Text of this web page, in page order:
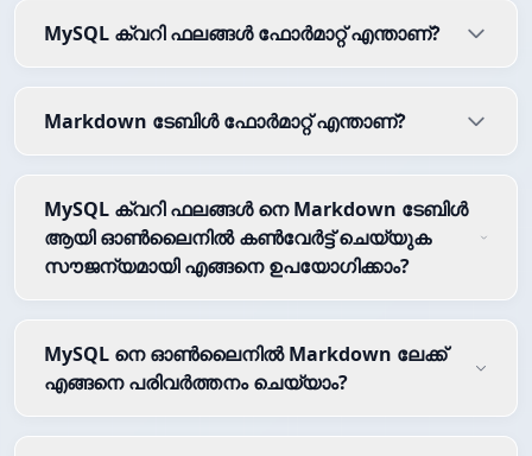
MySQL ക്വറി ഫലങ്ങൾ ഫോർമാറ്റ് എന്താണ്?
Markdown ടേബിൾ ഫോർമാറ്റ് എന്താണ്?
MySQL ക്വറി ഫലങ്ങൾ നെ Markdown ടേബിൾ
ആയി ഓൺലൈനിൽ കൺവേർട്ട് ചെയ്യുക
സൗജന്യമായി എങ്ങനെ ഉപയോഗിക്കാം?
MySQL നെ ഓൺലൈനിൽ Markdown ലേക്ക്
എങ്ങനെ പരിവർത്തനം ചെയ്യാം?